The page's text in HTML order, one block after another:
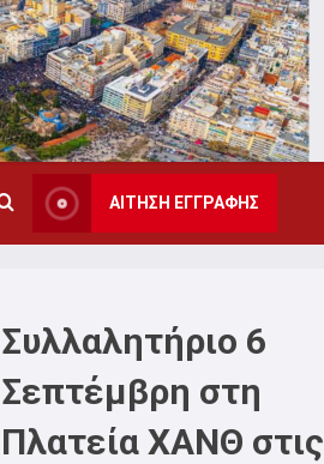
ΑΙΤΗΣΗ ΕΓΓΡΑΦΗΣ
Συλλαλητήριο 6
Σεπτέμβρη στη
Πλατεία ΧΑΝΘ στις